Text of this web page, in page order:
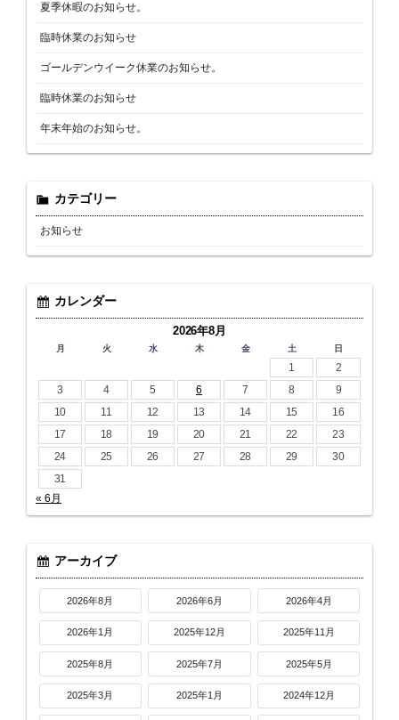
夏季休暇のお知らせ。
臨時休業のお知らせ
ゴールデンウイーク休業のお知らせ。
臨時休業のお知らせ
年末年始のお知らせ。
カテゴリー
お知らせ
カレンダー
2026年8月
月 火 水 木 金 土 日
1
2
3
4 5 6 7 8
9
10
11 12 13 14 15
16
17
18 19 20 21 22
23
24
25 26 27 28 29
30
31
« 6月
アーカイブ
2026年8月 2026年6月 2026年4月
2026年1月 2025年12月 2025年11月
2025年8月 2025年7月 2025年5月
2025年3月 2025年1月 2024年12月